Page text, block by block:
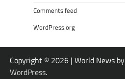
Comments feed
WordPress.org
Copyright © 2026 | World News by
WordPress.